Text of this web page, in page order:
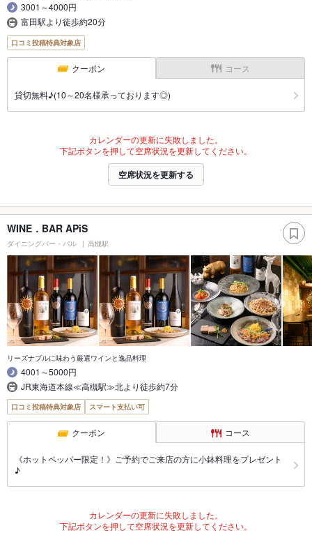
3001～4000円
富田駅より徒歩約20分
口コミ投稿特典対象店
クーポン コース
貸切無料♪(10～20名様承っております◎)
カレンダーの更新に失敗しました。
下記ボタンを押して空席状況を更新してください。
空席状況を更新する
WINE．BAR APiS
ダイニングバー・バル 高槻駅
リーズナブルに味わう厳選ワインと逸品料理
4001～5000円
JR東海道本線≪高槻駅≫北より徒歩約7分
口コミ投稿特典対象店 スマート支払い可
クーポン コース
《ホットペッパー限定！》ご予約でご来店の方に小鉢料理をプレゼント
♪
カレンダーの更新に失敗しました。
下記ボタンを押して空席状況を更新してください。